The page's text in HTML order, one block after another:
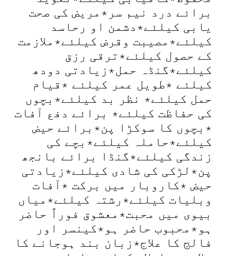
برائے درد نیم سر٭مریض کی صحت
یابی کیلئے٭دشمن او رحاسد
کیلئے٭مصیبت وقرض کیلئے٭ملازمت
کے حصول کیلئے٭ترقی رزق
کیلئے٭گنڈہ حمل٭زیادتی دودھ
کیلئے ٭طویل عمر کیلئے ٭قیام
حمل کیلئے٭ نظر بد کیلئے٭بچوں
کی حفاظت کیلئے٭ برائے دفع آفات
٭بچوں کا سوکڑا پن٭برائے حیض
کیلئے٭حاملہ کیلئے٭بچے کی
زندگی کیلئے٭گنڈا برائے بانجھ
پن٭لڑکی کی شادی کیلئے٭زیادتی
حیض ٭کاروبار میں برکت ٭آفات
وبلیات کیلئے٭رشتہ کیلئے٭میاں
بیوی میں محبت٭معشوق فوراً حاضر
ہو٭محبوب حاضر ہو٭کینسر اور
فالج کا علاج٭زبان بند ہوجانے کا